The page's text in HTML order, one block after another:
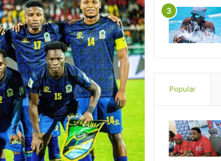
Popular